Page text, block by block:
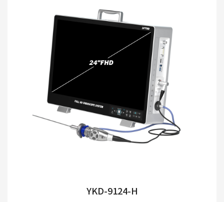
YKD-9124-H